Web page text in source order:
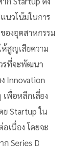
นวโน้มในการ
องอุตสาหกรรม
สูญเสียความ
รที่จะพัฒนา
Innovation
พื่อหลีกเลี่ยง
ย Startup ใน
เนื่อง โดยจะ
ก Series D